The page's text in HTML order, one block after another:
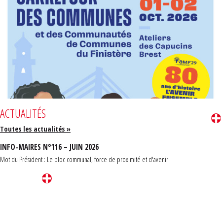
ACTUALITÉS
Toutes les actualités »
INFO-MAIRES N°116 – JUIN 2026
Mot du Président : Le bloc communal, force de proximité et d'avenir